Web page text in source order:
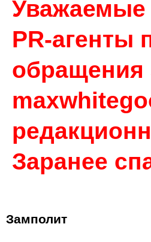
Уважаемые
PR-агенты
обращения
Заранее
Замполит